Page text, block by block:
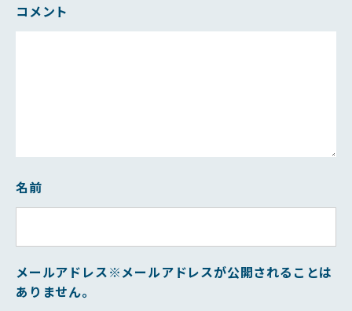
コメント
名前
メールアドレス※メールアドレスが公開されることは
ありません。